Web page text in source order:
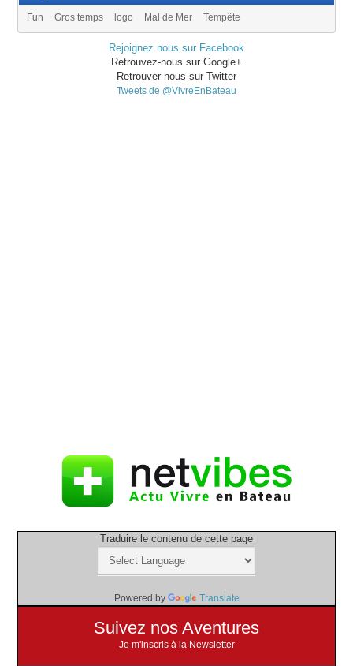
Fun Gros temps logo Mal de Mer Tempête
Rejoignez nous sur Facebook
Retrouvez-nous sur Google+
Retrouver-nous sur Twitter
Tweets de @VivreEnBateau
Traduire le contenu de cette page
Powered by Translate
Suivez nos Aventures
Je m'inscris à la Newsletter